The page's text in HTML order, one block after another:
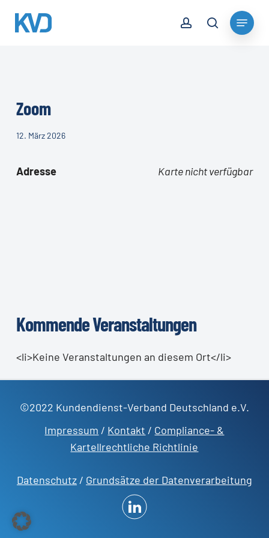
search
Menu
Zoom
12. März 2026
Karte nicht verfügbar
Adresse
Kommende Veranstaltungen
<li>Keine Veranstaltungen an diesem Ort</li>
©2022 Kundendienst-Verband Deutschland e.V.
Impressum / Kontakt / Compliance- &
Kartellrechtliche Richtlinie
Datenschutz/ Grundsätze der Datenverarbeitung
Close